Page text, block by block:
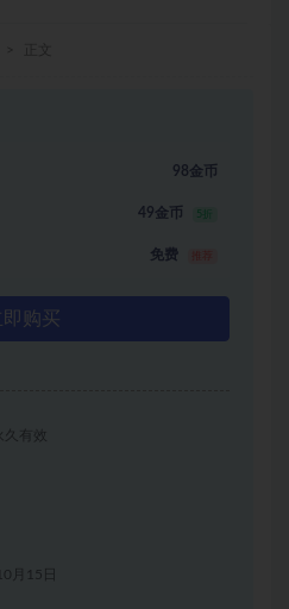
98金币
49金币 5折
免费
即购买
久有效
月15日